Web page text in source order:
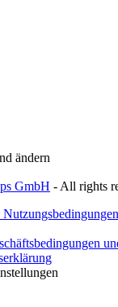
ändern
GmbH - All rights